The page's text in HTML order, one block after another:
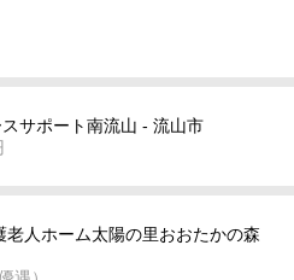
サポート南流山 - 流山市
人ホーム太陽の里おおたかの森